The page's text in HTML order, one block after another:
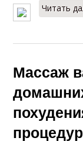
Читать
Массаж